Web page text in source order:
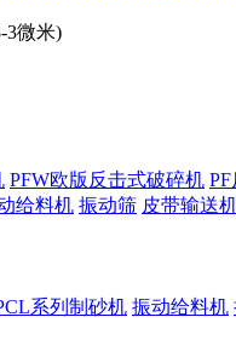
3微米)
PFW欧版反击式破碎机
给料机 振动筛 皮带输送
系列制砂机 振动给料机